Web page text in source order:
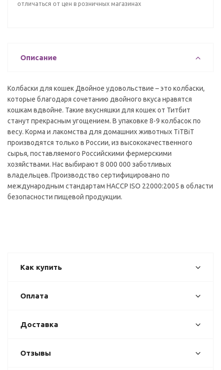
отличаться от цен в розничных магазинах
Описание
Колбаски для кошек Двойное удовольствие – это колбаски,
которые благодаря сочетанию двойного вкуса нравятся
кошкам вдвойне. Такие вкусняшки для кошек от Титбит
станут прекрасным угощением. В упаковке 8-9 колбасок по
весу. Корма и лакомства для домашних животных TiTBiT
производятся только в России, из высококачественного
сырья, поставляемого Российскими фермерскими
хозяйствами. Нас выбирают 8 000 000 заботливых
владельцев. Производство сертифицировано по
международным стандартам HACCP ISO 22000:2005 в области
безопасности пищевой продукции.
Как купить
Оплата
Доставка
Отзывы